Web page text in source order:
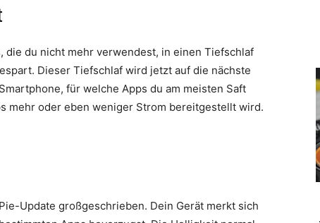
die du nicht mehr verwendest, in einen Tiefschlaf
Dieser Tiefschlaf wird jetzt auf die nächste
für welche Apps du am meisten Saft
mehr oder eben weniger Strom bereitgestellt wird.
Update großgeschrieben. Dein Gerät merkt sich